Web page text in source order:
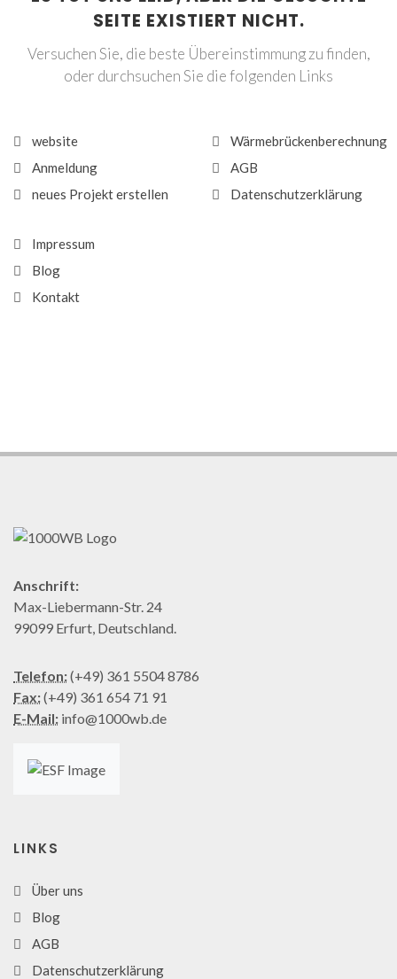
SEITE EXISTIERT NICHT.
Versuchen Sie, die beste Übereinstimmung zu finden,
oder durchsuchen Sie die folgenden Links
website
Anmeldung
neues Projekt erstellen
Wärmebrückenberechnung
AGB
Datenschutzerklärung
Impressum
Blog
Kontakt
Anschrift:
Max-Liebermann-Str. 24
99099 Erfurt, Deutschland.
Telefon:(+49) 361 5504 8786
Fax:(+49) 361 654 71 91
E-Mail: info@1000wb.de
LINKS
Über uns
Blog
AGB
Datenschutzerklärung